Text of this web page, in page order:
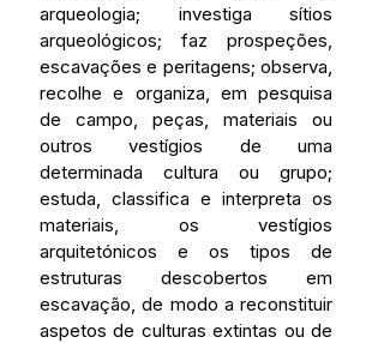
arqueologia; investiga sítios
arqueológicos; faz prospeções,
escavações e peritagens; observa,
recolhe e organiza, em pesquisa
de campo, peças, materiais ou
outros vestígios de uma
determinada cultura ou grupo;
estuda, classifica e interpreta os
materiais, os vestígios
arquitetónicos e os tipos de
estruturas descobertos em
escavação, de modo a reconstituir
aspetos de culturas extintas ou de